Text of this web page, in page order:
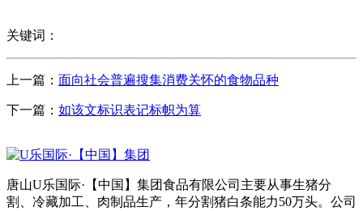
关键词：
上一篇： 面向社会普遍搜集消费关怀的食物品种
下一篇： 如该文标识表记标帜为算
唐山U乐国际·【中国】集团食品有限公司主要从事生猪分
割、冷藏加工、肉制品生产，年分割猪白条能力50万头。公司